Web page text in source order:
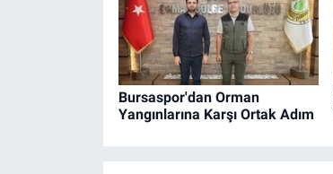
Bursaspor'dan Orman
Yangınlarına Karşı Ortak Adım